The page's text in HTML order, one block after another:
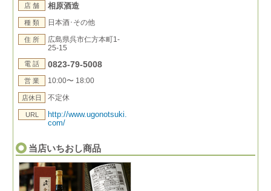
店 舗 相原酒造
種 類 日本酒･その他
住 所
広島県呉市仁方本町1-
25-15
電 話 0823-79-5008
営 業 10:00〜 18:00
店休日 不定休
URL
http://www.ugonotsuki.
com/
当店いちおし商品